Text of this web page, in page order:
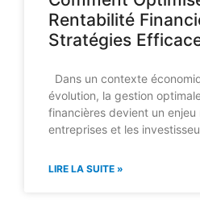
Rentabilité
Stratégies
Dans un contexte
évolution, la gestion
financières devient un enjeu
entreprises et les
LIRE LA SUITE »